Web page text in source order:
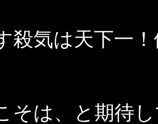
殺気は天下一
そは、と期待